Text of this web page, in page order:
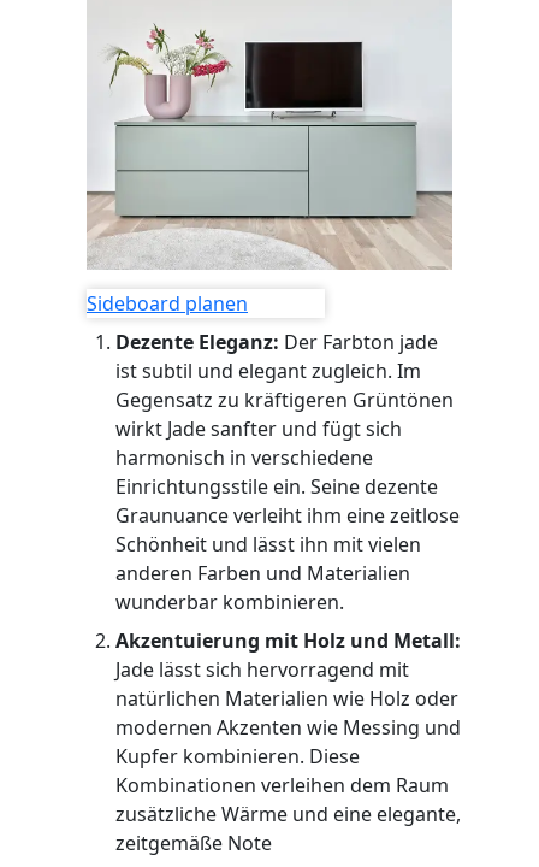
Sideboard planen
Dezente Eleganz: Der Farbton jade
ist subtil und elegant zugleich. Im
Gegensatz zu kräftigeren Grüntönen
wirkt Jade sanfter und fügt sich
harmonisch in verschiedene
Einrichtungsstile ein. Seine dezente
Graunuance verleiht ihm eine zeitlose
Schönheit und lässt ihn mit vielen
anderen Farben und Materialien
wunderbar kombinieren.
Akzentuierung mit Holz und Metall:
Jade lässt sich hervorragend mit
natürlichen Materialien wie Holz oder
modernen Akzenten wie Messing und
Kupfer kombinieren. Diese
Kombinationen verleihen dem Raum
zusätzliche Wärme und eine elegante,
zeitgemäße Note